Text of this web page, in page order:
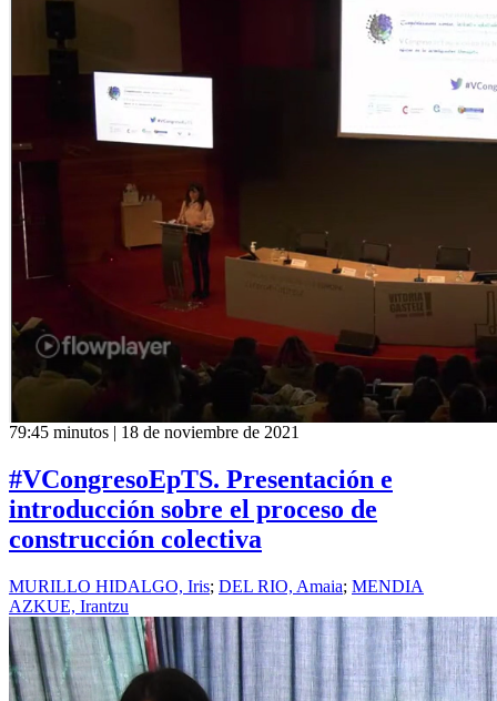
79:45 minutos | 18 de noviembre de 2021
#VCongresoEpTS. Presentación e
introducción sobre el proceso de
construcción colectiva
MURILLO HIDALGO, Iris; DEL RIO, Amaia; MENDIA
AZKUE, Irantzu